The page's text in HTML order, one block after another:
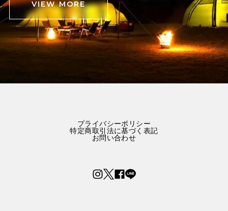
VIEW MORE
プライバシーポリシー
特定商取引法に基づく表記
お問い合わせ